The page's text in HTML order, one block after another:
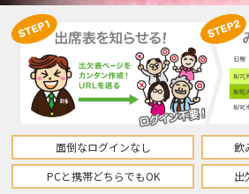
面倒なログインなし
飲
PCと携帯どちらでもOK
出